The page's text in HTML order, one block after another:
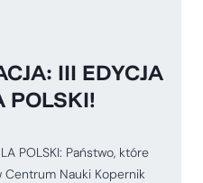
III EDYCJA
POLSKI!
POLSKI: Państwo, które
Centrum Nauki Kopernik